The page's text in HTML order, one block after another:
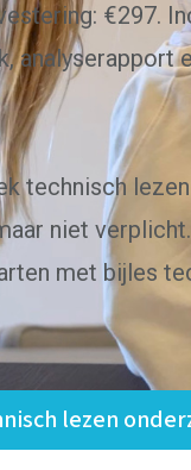
€297.
analyserapport
technisch
niet
met bijles
lezen